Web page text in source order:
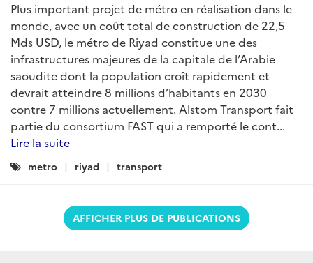
Plus important projet de métro en réalisation dans le
monde, avec un coût total de construction de 22,5
Mds USD, le métro de Riyad constitue une des
infrastructures majeures de la capitale de l’Arabie
saoudite dont la population croît rapidement et
devrait atteindre 8 millions d’habitants en 2030
contre 7 millions actuellement. Alstom Transport fait
partie du consortium FAST qui a remporté le cont...
Lire la suite
Catégories
metro riyad transport
AFFICHER PLUS DE PUBLICATIONS